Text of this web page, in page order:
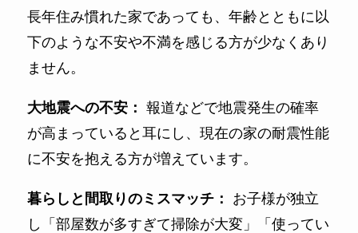
長年住み慣れた家であっても、年齢とともに以
下のような不安や不満を感じる方が少なくあり
ません。
大地震への不安： 報道などで地震発生の確率
が高まっていると耳にし、現在の家の耐震性能
に不安を抱える方が増えています。
暮らしと間取りのミスマッチ：
お子様が独立
し「部屋数が多すぎて掃除が大変」「使ってい